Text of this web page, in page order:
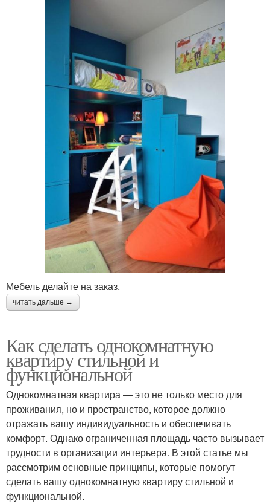
Мебель делайте на заказ.
читать дальше →
Как сделать однокомнатную
квартиру стильной и
функциональной
Однокомнатная квартира — это не только место для
проживания, но и пространство, которое должно
отражать вашу индивидуальность и обеспечивать
комфорт. Однако ограниченная площадь часто вызывает
трудности в организации интерьера. В этой статье мы
рассмотрим основные принципы, которые помогут
сделать вашу однокомнатную квартиру стильной и
функциональной.